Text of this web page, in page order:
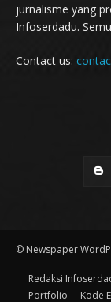
jurnalisme yang
Infoserdadu.
Contact us:
© Newspaper
Redaksi
Portfolio
Kode